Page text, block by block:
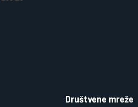
Društvene mreže